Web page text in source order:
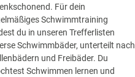
Für dein
Schwimmtraining
du in unseren Trefferlisten
Schwimmbäder, unterteilt nach
und Freibäder. Du
Schwimmen lernen und